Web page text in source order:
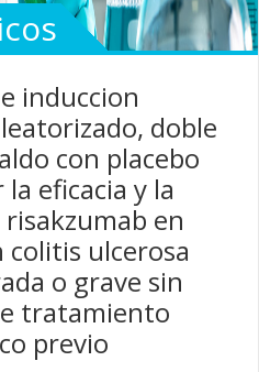
induccion
doble
con placebo
eficacia y la
en
colitis ulcerosa
o grave sin
tratamiento
previo